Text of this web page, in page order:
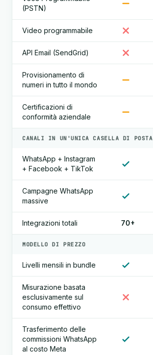
(PSTN)
Video programmabile
API Email (SendGrid)
Provisionamento di
numeri in tutto il mondo
Certificazioni di
conformità aziendale
CANALI IN UN'UNICA CASELLA DI POSTA
WhatsApp + Instagram
+ Facebook + TikTok
Campagne WhatsApp
massive
Integrazioni totali 70+
MODELLO DI PREZZO
Livelli mensili in bundle
Misurazione basata
esclusivamente sul
consumo effettivo
Trasferimento delle
commissioni WhatsApp
al costo Meta